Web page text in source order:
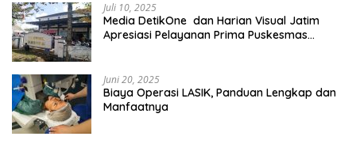
Juli 10, 2025
Media DetikOne dan Harian Visual Jatim
Apresiasi Pelayanan Prima Puskesmas
Juni 20, 2025
Biaya Operasi LASIK, Panduan Lengkap dan
Manfaatnya